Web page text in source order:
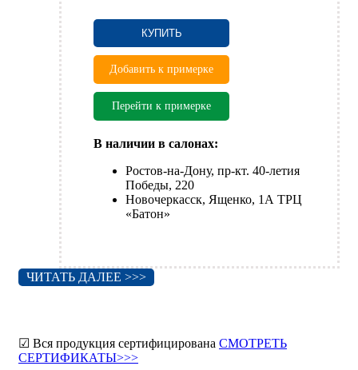
КУПИТЬ
Добавить к примерке
Перейти к примерке
В наличии в салонах:
Ростов-на-Дону, пр-кт. 40-летия
Победы, 220
Новочеркасск, Ященко, 1А ТРЦ
«Батон»
ЧИТАТЬ ДАЛЕЕ >>>
☑ Вся продукция сертифицирована СМОТРЕТЬ
СЕРТИФИКАТЫ>>>